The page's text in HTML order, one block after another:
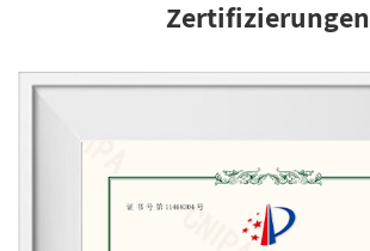
Zertifizierungen